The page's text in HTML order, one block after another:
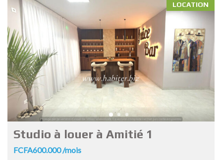
LOCATION
Studio à louer à Amitié 1
FCFA600.000 /mois